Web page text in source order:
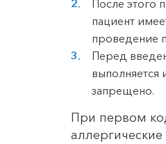
После этого
пациент
проведение
Перед
запрещено.
При первом